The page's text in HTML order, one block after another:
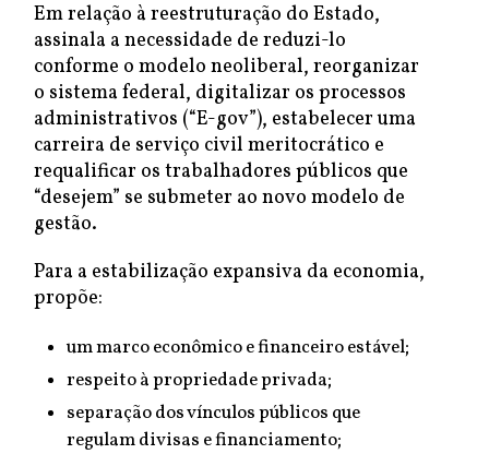
Em relação à reestruturação do Estado,
assinala a necessidade de reduzi-lo
conforme o modelo neoliberal, reorganizar
o sistema federal, digitalizar os processos
administrativos (“E-gov”), estabelecer uma
carreira de serviço civil meritocrático e
requalificar os trabalhadores públicos que
“desejem” se submeter ao novo modelo de
gestão.
Para a estabilização expansiva da economia,
propõe:
um marco econômico e financeiro estável;
respeito à propriedade privada;
separação dos vínculos públicos que
regulam divisas e financiamento;